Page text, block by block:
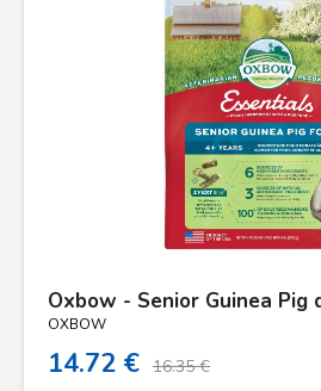
Oxbow - Senior Guinea Pig
OXBOW
14.72 € 16.35 €